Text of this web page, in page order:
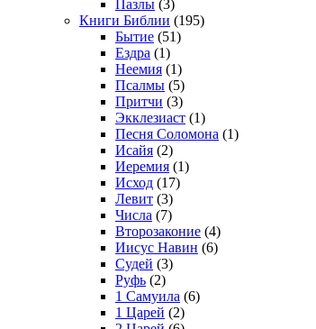
Пазлы (3)
Книги Библии (195)
Бытие (51)
Ездра (1)
Неемия (1)
Псалмы (5)
Притчи (3)
Экклезиаст (1)
Песня Соломона (1)
Исайя (2)
Иеремия (1)
Исход (17)
Левит (3)
Числа (7)
Второзаконие (4)
Иисус Навин (6)
Судей (3)
Руфь (2)
1 Самуила (6)
1 Царей (2)